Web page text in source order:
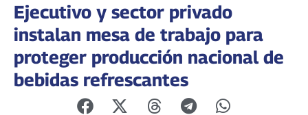
Ejecutivo y sector privado
instalan mesa de trabajo para
proteger producción nacional de
bebidas refrescantes